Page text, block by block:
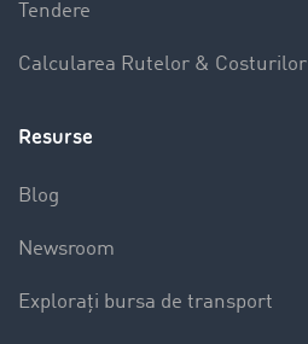
Tendere
Calcularea Rutelor & Costurilor
Resurse
Blog
Newsroom
Explorați bursa de transport